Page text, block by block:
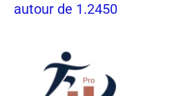
autour de 1.2450